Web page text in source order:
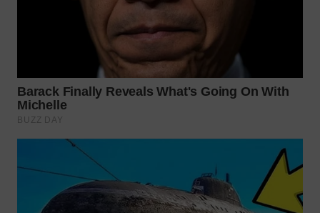
SUBANG
WN
WN
PURWAKARTA